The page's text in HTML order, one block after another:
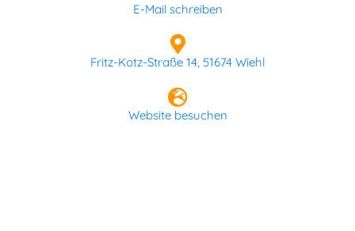
E-Mail schreiben
Fritz-Kotz-Straße 14, 51674 Wiehl
Website besuchen